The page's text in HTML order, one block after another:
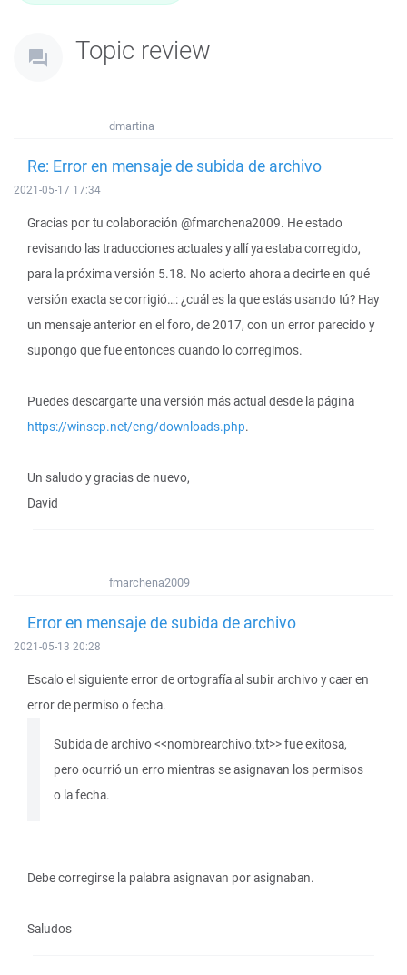
Topic review
dmartina
Re: Error en mensaje de subida de archivo
2021-05-17 17:34
Gracias por tu colaboración @fmarchena2009. He estado
revisando las traducciones actuales y allí ya estaba corregido,
para la próxima versión 5.18. No acierto ahora a decirte en qué
versión exacta se corrigió…: ¿cuál es la que estás usando tú? Hay
un mensaje anterior en el foro, de 2017, con un error parecido y
supongo que fue entonces cuando lo corregimos.
Puedes descargarte una versión más actual desde la página
https://winscp.net/eng/downloads.php.
Un saludo y gracias de nuevo,
David
fmarchena2009
Error en mensaje de subida de archivo
2021-05-13 20:28
Escalo el siguiente error de ortografía al subir archivo y caer en
error de permiso o fecha.
Subida de archivo <<nombrearchivo.txt>> fue exitosa,
pero ocurrió un erro mientras se asignavan los permisos
o la fecha.
Debe corregirse la palabra asignavan por asignaban.
Saludos